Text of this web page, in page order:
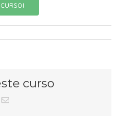
curso
Correo